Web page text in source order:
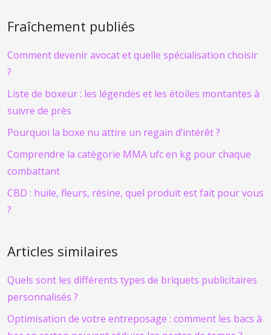
Fraîchement publiés
Comment devenir avocat et quelle spécialisation choisir
?
Liste de boxeur : les légendes et les étoiles montantes à
suivre de près
Pourquoi la boxe nu attire un regain d’intérêt ?
Comprendre la catégorie MMA ufc en kg pour chaque
combattant
CBD : huile, fleurs, résine, quel produit est fait pour vous
?
Articles similaires
Quels sont les différents types de briquets publicitaires
personnalisés ?
Optimisation de votre entreposage : comment les bacs à